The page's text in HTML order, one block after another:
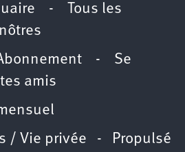
-
Tous les
- Se
amis
/ Vie privée - Propulsé